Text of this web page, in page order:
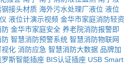
钢接头材质 海外污水处理厂液位 液位
液位计演示视频 金华市家庭消防轻资
防 金华市家庭安全 养老院消防报警即
防 智慧消防预警系统 智慧消防物联网
视化 消防应急 智慧消防大数据 品牌加
罗斯智能插座 BIS认证插座 USB Smart